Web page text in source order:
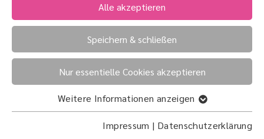
Alle akzeptieren
Speichern & schließen
Nur essentielle Cookies akzeptieren
Weitere Informationen anzeigen
Impressum | Datenschutzerklärung
Sehfehler
Sehfehler
Als Sehfehler oder medizinisch
Refraktionsanomalie werden alle Änderungen in
der Brechkraft (Refraktion) des optischen